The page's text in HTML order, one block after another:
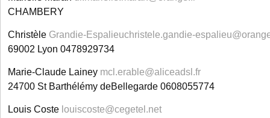
CHAMBERY
Christèle Grandie-Espalieuchristele.gandie-
69002 Lyon 0478929734
Marie-Claude Lainey mcl.erable@aliceadsl.fr
24700 St Barthélémy deBellegarde 0608055774
Louis Coste louiscoste@cegetel.net